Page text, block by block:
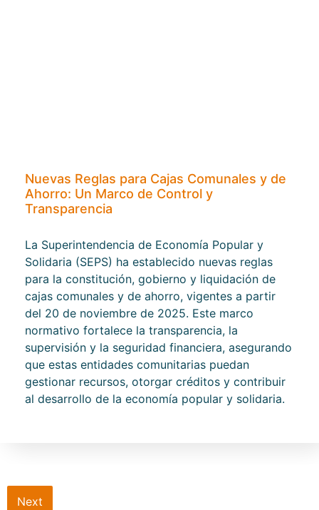
Nuevas Reglas para Cajas Comunales y de
Ahorro: Un Marco de Control y
Transparencia
La Superintendencia de Economía Popular y
Solidaria (SEPS) ha establecido nuevas reglas
para la constitución, gobierno y liquidación de
cajas comunales y de ahorro, vigentes a partir
del 20 de noviembre de 2025. Este marco
normativo fortalece la transparencia, la
supervisión y la seguridad financiera, asegurando
que estas entidades comunitarias puedan
gestionar recursos, otorgar créditos y contribuir
al desarrollo de la economía popular y solidaria.
Next